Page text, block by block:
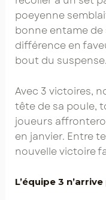
poeyenne
bonne entame
différence en
bout du suspense.
Avec 3 victoires,
tête de sa poule,
joueurs
en janvier. Entre
nouvelle victoire
L’équipe 3